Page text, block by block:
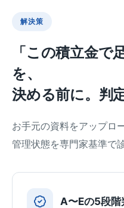
解決策
「この積立金で
を、
決める前に。判
お手元の資料をアップロ
管理状態を専門家基準で
A〜Eの5段階